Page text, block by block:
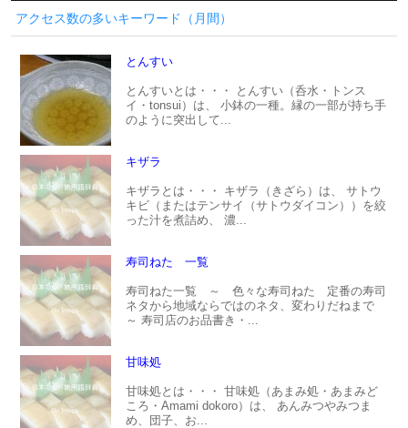
アクセス数の多いキーワード（月間）
とんすい
とんすいとは・・・ とんすい（呑水・トンス
イ・tonsui）は、 小鉢の一種。縁の一部が持ち手
のように突出して...
キザラ
キザラとは・・・ キザラ（きざら）は、 サトウ
キビ（またはテンサイ（サトウダイコン））を絞
った汁を煮詰め、 濃...
寿司ねた 一覧
寿司ねた一覧 ～ 色々な寿司ねた 定番の寿司
ネタから地域ならではのネタ、変わりだねまで
～ 寿司店のお品書き・...
甘味処
甘味処とは・・・ 甘味処（あまみ処・あまみど
ころ・Amami dokoro）は、 あんみつやみつま
め、団子、お...